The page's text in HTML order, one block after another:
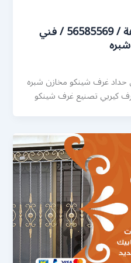
رقم حداد غرف كيربي النزهة / 56585569 / فني
حداد غرف شينكو مخازن شبره
كيربي تصنيع غرف شينكو